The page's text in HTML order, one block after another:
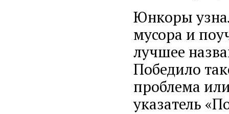
Юнкоры
мусора и
лучшее
Победило
проблема
указатель